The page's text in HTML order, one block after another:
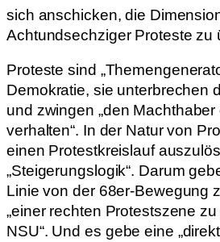
sich anschicken, die
Achtundsechziger Proteste zu
Proteste sind
Demokratie, sie unterbrechen
und zwingen „den
verhalten“. In der Natur von
einen Protestkreislauf
„Steigerungslogik“. Darum
Linie von der 68er-Bewegung
„einer rechten Protestszene
NSU“. Und es gebe eine